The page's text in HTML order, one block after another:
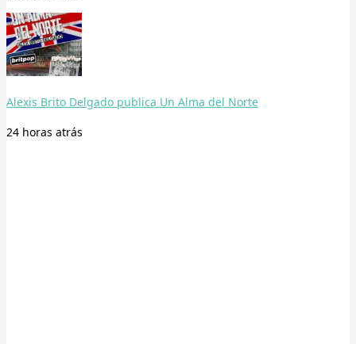
Alexis Brito Delgado publica Un Alma del Norte
24 horas atrás